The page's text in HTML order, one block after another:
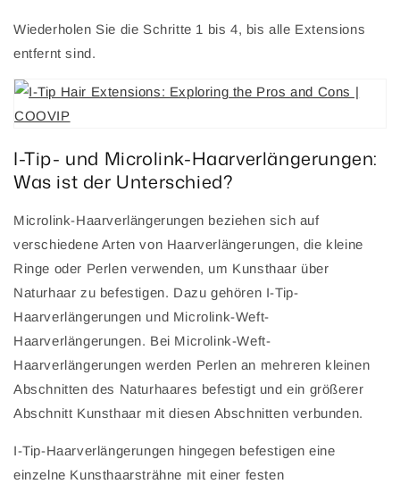
Wiederholen Sie die Schritte 1 bis 4, bis alle Extensions
entfernt sind.
I-Tip- und Microlink-Haarverlängerungen:
Was ist der Unterschied?
Microlink-Haarverlängerungen beziehen sich auf
verschiedene Arten von Haarverlängerungen, die kleine
Ringe oder Perlen verwenden, um Kunsthaar über
Naturhaar zu befestigen. Dazu gehören I-Tip-
Haarverlängerungen und Microlink-Weft-
Haarverlängerungen. Bei Microlink-Weft-
Haarverlängerungen werden Perlen an mehreren kleinen
Abschnitten des Naturhaares befestigt und ein größerer
Abschnitt Kunsthaar mit diesen Abschnitten verbunden.
I-Tip-Haarverlängerungen hingegen befestigen eine
einzelne Kunsthaarsträhne mit einer festen